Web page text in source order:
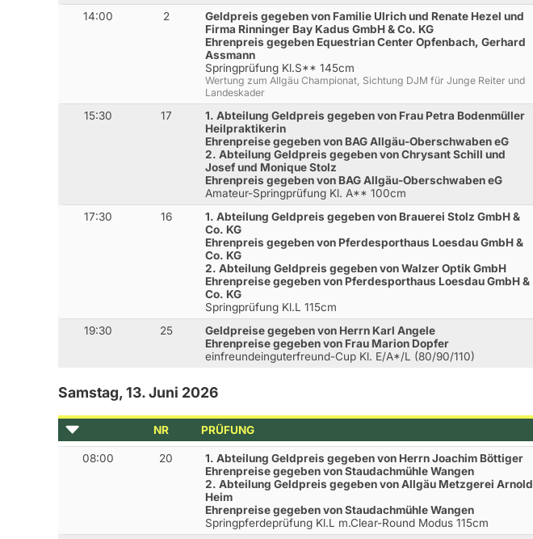
14:00 2
Geldpreis gegeben von Familie Ulrich und Renate Hezel und
Firma Rinninger Bay Kadus GmbH & Co. KG
Ehrenpreis gegeben Equestrian Center Opfenbach, Gerhard
Assmann
Springprüfung Kl.S** 145cm
Wertung zum Allgäu Championat, Sichtung DJM für Junge Reiter und
Landeskader
15:30 17
1. Abteilung Geldpreis gegeben von Frau Petra Bodenmüller
Heilpraktikerin
Ehrenpreise gegeben von BAG Allgäu-Oberschwaben eG
2. Abteilung Geldpreis gegeben von Chrysant Schill und
Josef und Monique Stolz
Ehrenpreis gegeben von BAG Allgäu-Oberschwaben eG
Amateur-Springprüfung Kl. A** 100cm
17:30 16
1. Abteilung Geldpreis gegeben von Brauerei Stolz GmbH &
Co. KG
Ehrenpreis gegeben von Pferdesporthaus Loesdau GmbH &
Co. KG
2. Abteilung Geldpreis gegeben von Walzer Optik GmbH
Ehrenpreise gegeben von Pferdesporthaus Loesdau GmbH &
Co. KG
Springprüfung Kl.L 115cm
19:30 25
Geldpreise gegeben von Herrn Karl Angele
Ehrenpreise gegeben von Frau Marion Dopfer
einfreundeinguterfreund-Cup Kl. E/A*/L (80/90/110)
Samstag, 13. Juni 2026
NR PRÜFUNG
08:00 20
1. Abteilung Geldpreis gegeben von Herrn Joachim Böttiger
Ehrenpreise gegeben von Staudachmühle Wangen
2. Abteilung Geldpreis gegeben von Allgäu Metzgerei Arnold
Heim
Ehrenpreise gegeben von Staudachmühle Wangen
Springpferdeprüfung Kl.L m.Clear-Round Modus 115cm